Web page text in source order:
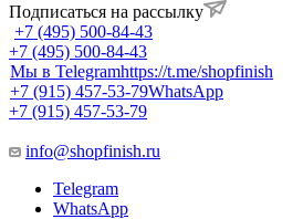
Подписаться на рассылку
+7 (495) 500-84-43
+7 (495) 500-84-43
Мы в Telegramhttps://t.me/shopfinish
+7 (915) 457-53-79WhatsApp
+7 (915) 457-53-79
info@shopfinish.ru
Telegram
WhatsApp